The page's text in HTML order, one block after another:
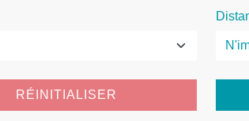
RÉINITIALISER